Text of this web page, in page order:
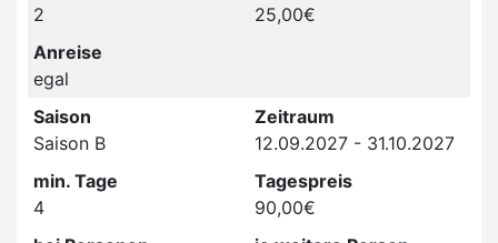
2
25,00€
Anreise
egal
Saison
Saison B
Zeitraum
12.09.2027 - 31.10.2027
min. Tage
4
Tagespreis
90,00€